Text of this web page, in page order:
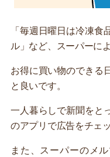
「毎週日曜日は冷凍食
ル」など、スーパーに
お得に買い物のできる
と良いです。
一人暮らしで新聞をと
のアプリで広告をチェ
また、スーパーのメ